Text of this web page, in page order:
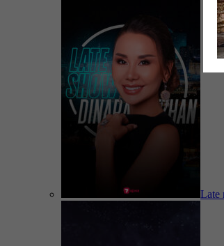
Late